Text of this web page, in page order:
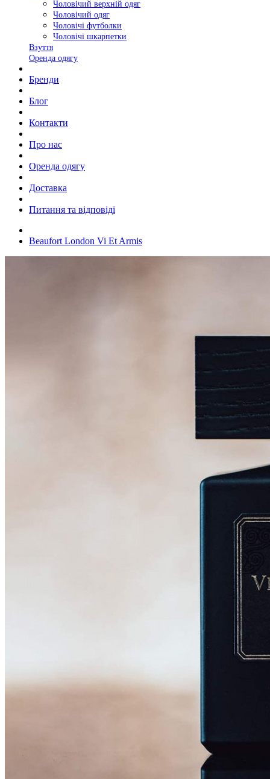
Чоловічий верхній одяг
Чоловічий одяг
Чоловічі футболки
Чоловічі шкарпетки
Взуття
Оренда одягу
Бренди
Блог
Контакти
Про нас
Оренда одягу
Доставка
Питання та відповіді
Beaufort London Vi Et Armis